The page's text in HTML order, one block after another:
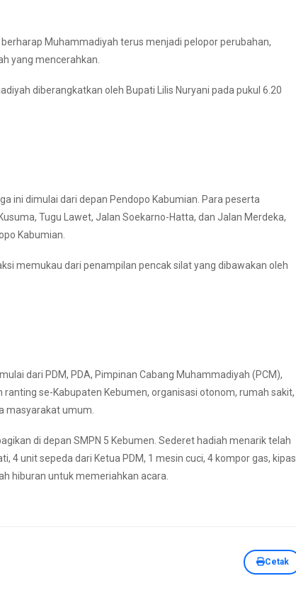
Muhammadiyah terus menjadi pelopor perubahan,
yang mencerahkan.
diberangkatkan oleh Bupati Lilis Nuryani pada pukul 6.20
ini dimulai dari depan Pendopo Kabumian. Para peserta
Tugu Lawet, Jalan Soekarno-Hatta, dan Jalan Merdeka,
Kabumian.
memukau dari penampilan pencak silat yang dibawakan oleh
dari PDM, PDA, Pimpinan Cabang Muhammadiyah (PCM),
ranting se-Kabupaten Kebumen, organisasi otonom, rumah sakit,
masyarakat umum.
di depan SMPN 5 Kebumen. Sederet hadiah menarik telah
4 unit sepeda dari Ketua PDM, 1 mesin cuci, 4 kompor gas, kipas
hiburan untuk memeriahkan acara.
Cetak